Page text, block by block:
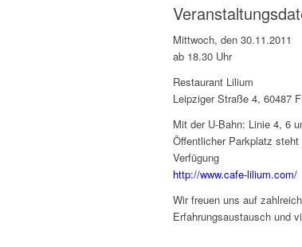
Mittwoch, den 30.11.2011
ab 18.30 Uhr
Restaurant Lilium
Leipziger Straße 4, 60487
Mit der U-Bahn: Linie 4, 6
Öffentlicher Parkplatz steht
Verfügung
http://www.cafe-lilium.com/
Wir freuen uns auf
Erfahrungsaustausch und